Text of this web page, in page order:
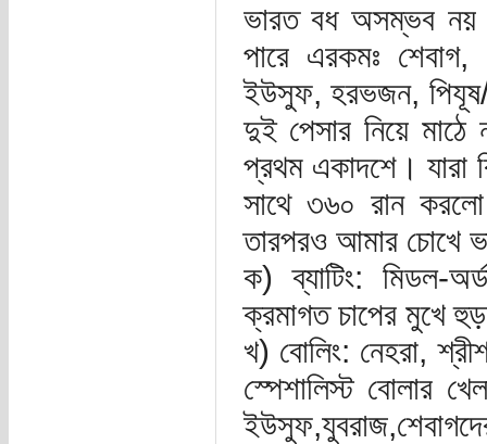
ভারত বধ অসম্ভব নয়
পারে এরকমঃ শেবাগ,
ইউসুফ, হরভজন, পিযূষ/
দুই পেসার নিয়ে মাঠে
প্রথম একাদশে। যারা
সাথে ৩৬০ রান
তারপরও আমার চোখে
ক) ব্যাটিং: মিডল-
ক্রমাগত চাপের মুখে
খ) বোলিং: নেহরা,
স্পেশালিস্ট বোলার